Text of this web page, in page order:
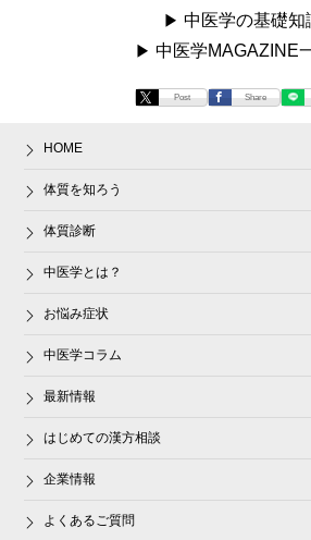
中医学の基礎知
中医学MAGAZINE
Post Share
HOME
体質を知ろう
体質診断
中医学とは？
お悩み症状
中医学コラム
最新情報
はじめての漢方相談
企業情報
よくあるご質問